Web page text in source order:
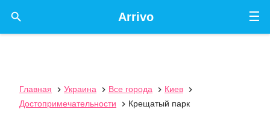
☰
Arrivo

Главная  Украина  Все города  Киев

Достопримечательности
 Крещатый парк